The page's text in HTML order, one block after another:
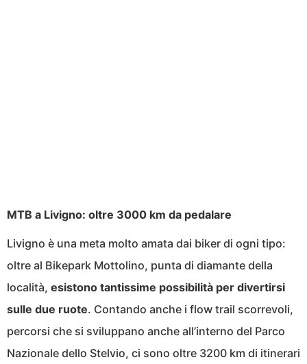
MTB a Livigno: oltre 3000 km da pedalare
Livigno è una meta molto amata dai biker di ogni tipo:
oltre al Bikepark Mottolino, punta di diamante della
località, esistono tantissime possibilità per divertirsi
sulle due ruote. Contando anche i flow trail scorrevoli,
percorsi che si sviluppano anche all’interno del Parco
Nazionale dello Stelvio, ci sono oltre 3200 km di itinerari